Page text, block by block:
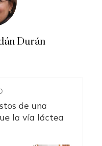
Durán
de una
la vía láctea